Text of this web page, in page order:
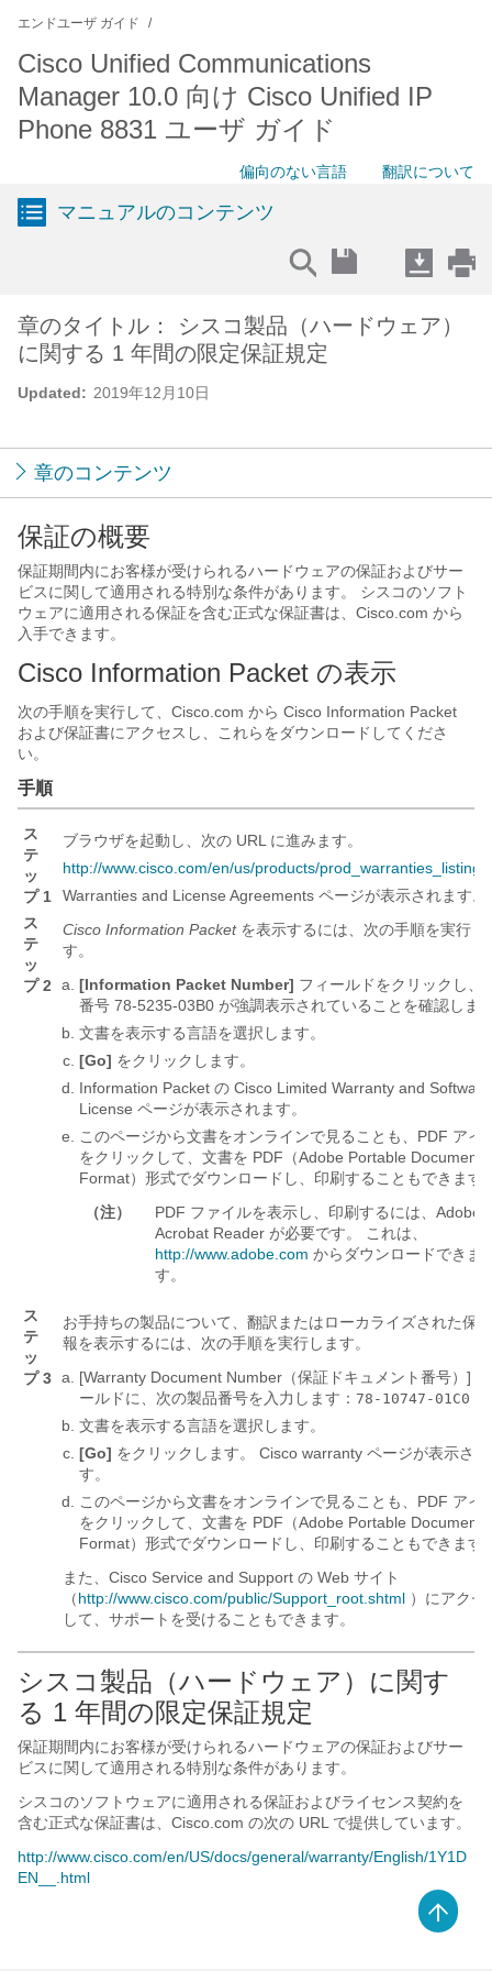
エンドユーザ ガイド
Cisco Unified Communications
Manager 10.0 向け Cisco Unified IP
Phone 8831 ユーザ ガイド
偏向のない言語 翻訳について
マニュアルのコンテンツ
Updated: 2019年12月10日
章のタイトル： シスコ製品（ハードウェア）
に関する 1 年間の限定保証規定
章のコンテンツ
保証の概要
保証期間内にお客様が受けられるハードウェアの保証およびサー
ビスに関して適用される特別な条件があります。 シスコのソフト
ウェアに適用される保証を含む正式な保証書は、Cisco.com から
入手できます。
Cisco Information Packet の表示
次の手順を実行して、Cisco.com から Cisco Information Packet
および保証書にアクセスし、これらをダウンロードしてくださ
い。
手順
ス
テ
ッ
プ 1
ブラウザを起動し、次の URL に進みます。
http://www.cisco.com/en/us/products/
Warranties and License Agreements ページが表示されます。
ス
テ
ッ
プ 2
Cisco Information Packetを表示するには、次の手順を実行し
す。
[Information Packet Number] フィールドをクリックし、
番号 78-5235-03B0 が強調表示されていることを確認しま
文書を表示する言語を選択します。
[Go] をクリックします。
Information Packet の Cisco Limited Warranty and Software
License ページが表示されます。
このページから文書をオンラインで見ることも、PDF アイ
をクリックして、文書を PDF（Adobe Portable Document
Format）形式でダウンロードし、印刷することもできます
（注）
PDF ファイルを表示し、印刷するには、Adobe
Acrobat Reader が必要です。 これは、
http://www.adobe.com からダウンロードできま
す。
ス
テ
ッ
プ 3
お手持ちの製品について、翻訳またはローカライズされた保
報を表示するには、次の手順を実行します。
[Warranty Document Number（保証ドキュメント番号）]
ールドに、次の製品番号を入力します： 78-10747-01C0
文書を表示する言語を選択します。
[Go] をクリックします。 Cisco warranty ページが表示さ
す。
このページから文書をオンラインで見ることも、PDF アイ
をクリックして、文書を PDF（Adobe Portable Document
Format）形式でダウンロードし、印刷することもできます
また、Cisco Service and Support の Web サイト
（http://www.cisco.com/public/Support_root.shtml ）にアクセ
して、サポートを受けることもできます。
シスコ製品（ハードウェア）に関す
る 1 年間の限定保証規定
保証期間内にお客様が受けられるハードウェアの保証およびサー
ビスに関して適用される特別な条件があります。
シスコのソフトウェアに適用される保証およびライセンス契約を
含む正式な保証書は、Cisco.com の次の URL で提供しています。
http://www.cisco.com/en/US/docs/general/warranty/English/1Y1D
EN__.html